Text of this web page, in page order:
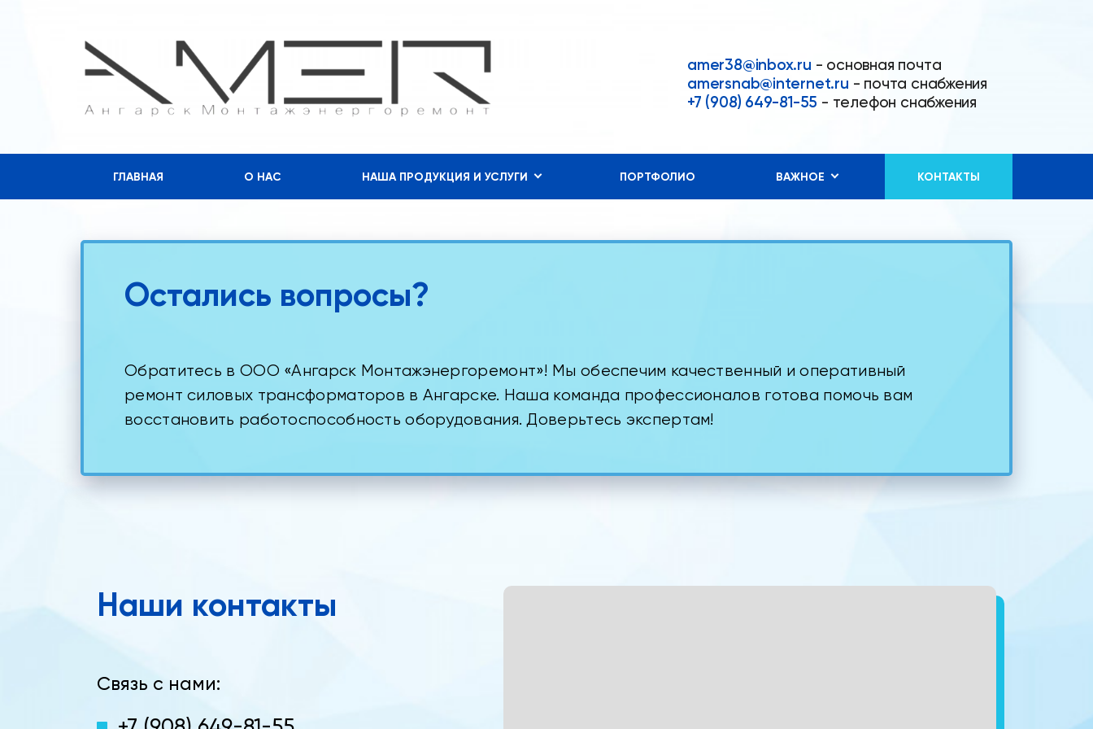
amer38@inbox.ru - основная почта
amersnab@internet.ru - почта снабжения
+7 (908) 649-81-55 - телефон снабжения
ГЛАВНАЯ О НАС НАША ПРОДУКЦИЯ И УСЛУГИ ПОРТФОЛИО ВАЖНОЕ КОНТАКТЫ
Остались вопросы?
Обратитесь в ООО «Ангарск Монтажэнергоремонт»! Мы обеспечим качественный и оперативный
ремонт силовых трансформаторов в Ангарске. Наша команда профессионалов готова помочь вам
восстановить работоспособность оборудования. Доверьтесь экспертам!
Наши контакты
Связь с нами: